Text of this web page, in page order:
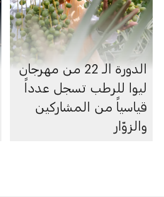
الدورة الـ 22 من مهرجان
ليوا للرطب تسجل عدداً
قياسياً من المشاركين
والزوّار